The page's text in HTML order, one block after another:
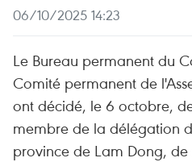
06/10/2025 14:23
Le Bureau permanent du
Comité permanent de
ont décidé, le 6 octobre,
membre de la délégation
province de Lam Dong,